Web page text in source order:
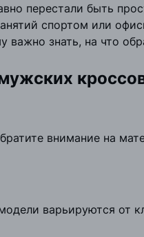
перестали быть
спортом или
знать, на что
внимание на
варьируются от